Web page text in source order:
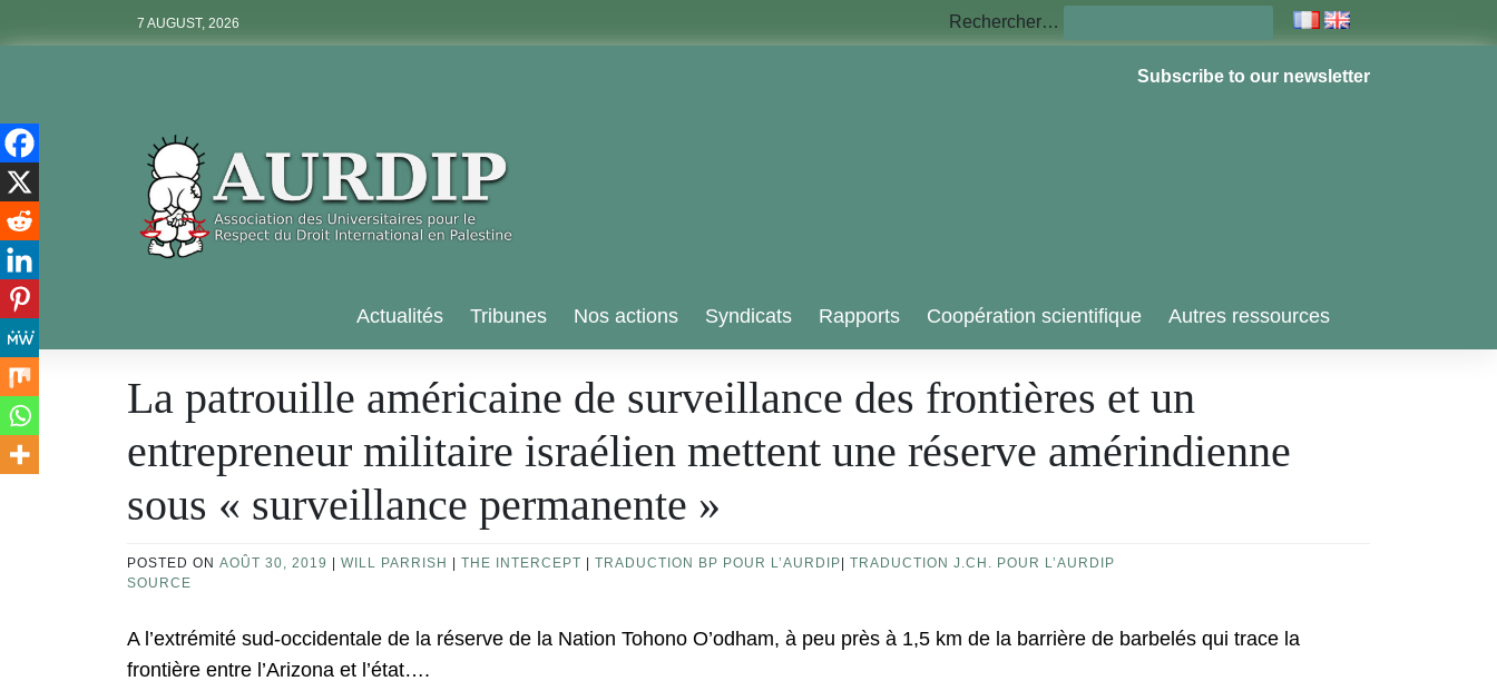
7 AUGUST, 2026 Rechercher…
Subscribe to our newsletter
Aurdip
Actualités Tribunes Nos actions Syndicats Rapports Coopération scientifique Autres ressources
La patrouille américaine de surveillance des frontières et un
entrepreneur militaire israélien mettent une réserve amérindienne
sous « surveillance permanente »
POSTED ON AOÛT 30, 2019 WILL PARRISH THE INTERCEPT TRADUCTION BP POUR L’AURDIP
TRADUCTION J.CH. POUR L’AURDIP
SOURCE
A l’extrémité sud-occidentale de la réserve de la Nation Tohono O’odham, à peu près à 1,5 km de la barrière de barbelés qui trace la
frontière entre l’Arizona et l’état….